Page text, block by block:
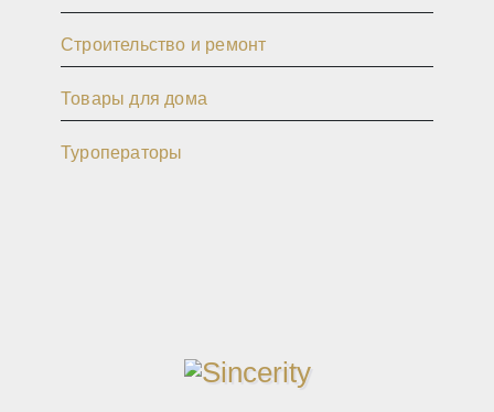
Строительство и ремонт
Товары для дома
Туроператоры